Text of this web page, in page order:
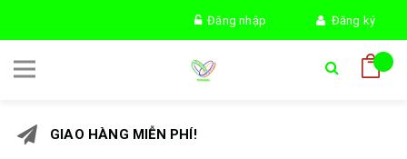
Đăng nhập Đăng ký
GIAO HÀNG MIỄN PHÍ!